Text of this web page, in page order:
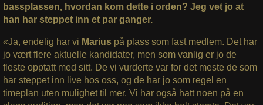
bassplassen, hvordan kom dette i orden? Jeg vet jo at
han har steppet inn et par ganger.
«Ja, endelig har vi Mariuspå plass som fast medlem. Det har
jo vært flere aktuelle kandidater, men som vanlig er jo de
fleste opptatt med sitt. De vi vurderte var for det meste de som
har steppet inn live hos oss, og de har jo som regel en
timeplan uten mulighet til mer. Vi har også hatt noen på en